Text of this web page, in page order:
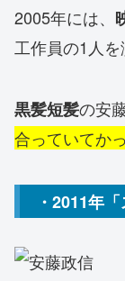
2005年には、
工作員の1人を
黒髪短髪の安
合っていてか
・2011年